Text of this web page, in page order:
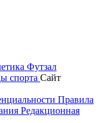
Футзал
спорта Сайт
Правила
Редакционная